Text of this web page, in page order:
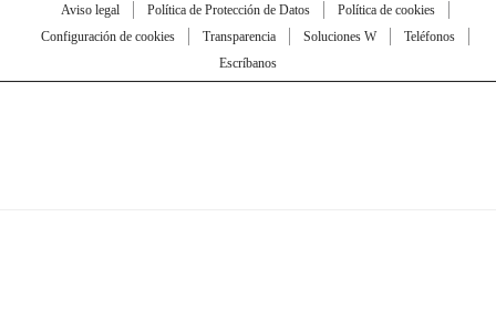
Aviso legal Política de Protección de Datos
Política de cookies
Configuración de cookies
Transparencia Soluciones W
Teléfonos
Escríbanos